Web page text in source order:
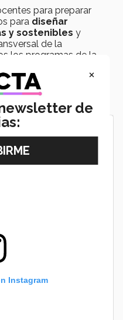
para preparar
para diseñar
y sostenibles y
de la
los programas de la
Instagram
×
de